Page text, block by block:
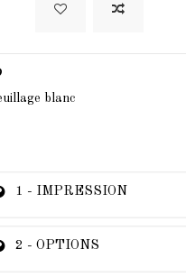
blanc
1 - IMPRESSION
2 - OPTIONS